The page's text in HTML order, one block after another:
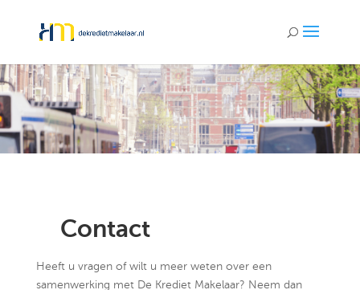
Contact
Heeft u vragen of wilt u meer weten over een
samenwerking met De Krediet Makelaar? Neem dan